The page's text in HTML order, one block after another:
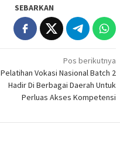
SEBARKAN
Pos berikutnya
Pelatihan Vokasi Nasional Batch 2
Hadir Di Berbagai Daerah Untuk
Perluas Akses Kompetensi